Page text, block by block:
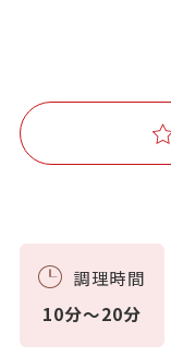
調理時間
10分～20分